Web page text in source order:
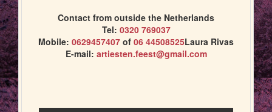
Contact from outside the Netherlands
Tel: 0320 769037
Mobile: 0629457407 of 06 44508525Laura Rivas
E-mail: artiesten.feest@gmail.com